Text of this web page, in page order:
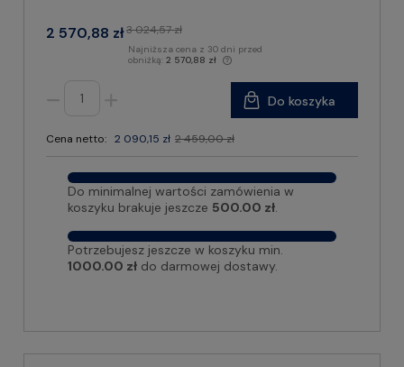
2 570,88 zł3 024,57 zł
Najniższa cena z 30 dni przed
obniżką: 2 570,88 zł
Cena netto: 2 090,15 zł 2 459,00 zł
Do koszyka
Do minimalnej wartości zamówienia w
koszyku brakuje jeszcze 500.00 zł.
Potrzebujesz jeszcze w koszyku min.
1000.00 zł do darmowej dostawy.